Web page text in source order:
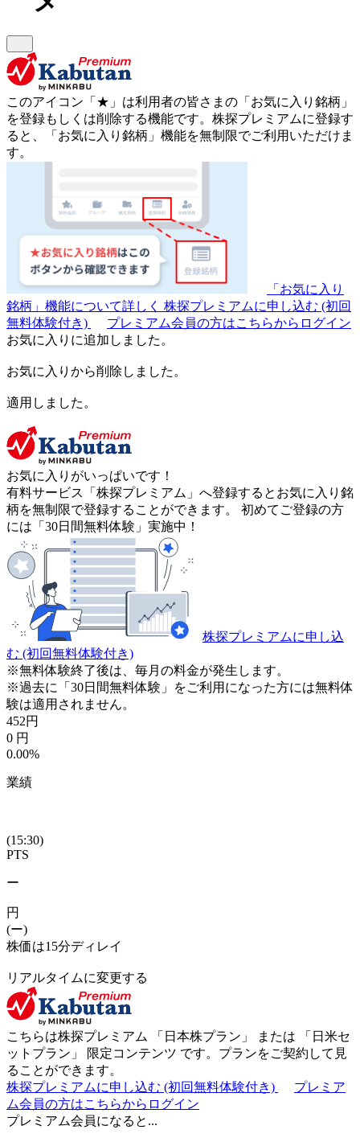
このアイコン 「★」 は利用者の皆さまの 「お気に入り銘柄」
を登録もしくは削除する機能です。 株探プレミアムに登録す
ると、「お気に入り銘柄」機能を無制限でご利用いただけま
す。
「お気に入り
銘柄」機能について詳しく 株探プレミアムに申し込む (初回
無料体験付き)
プレミアム会員の方はこちらからログイン
お気に入りに追加しました。
お気に入りから削除しました。
適用しました。
お気に入りがいっぱいです！
有料サービス「株探プレミアム」へ登録するとお気に入り銘
柄を無制限で登録することができます。 初めてご登録の方
には「30日間無料体験」実施中！
株探プレミアムに申し込
む (初回無料体験付き)
※無料体験終了後は、毎月の料金が発生します。
※過去に「30日間無料体験」をご利用になった方には無料体
験は適用されません。
452円
0 円
0.00%
業績
(15:30)
PTS
ー
円
(ー)
株価は15分ディレイ
リアルタイムに変更する
こちらは株探プレミアム 「 日本株プラン 」 または 「 日米セ
ットプラン 」 限定コンテンツ です。プランをご契約して見
ることができます。
株探プレミアムに申し込む (初回無料体験付き)
プレミア
ム会員の方はこちらからログイン
プレミアム会員になると...